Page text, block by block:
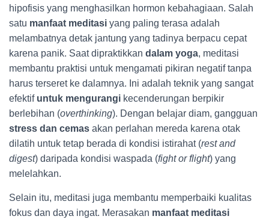
hipofisis yang menghasilkan hormon kebahagiaan. Salah
satu manfaat meditasi yang paling terasa adalah
melambatnya detak jantung yang tadinya berpacu cepat
karena panik. Saat dipraktikkan dalam yoga, meditasi
membantu praktisi untuk mengamati pikiran negatif tanpa
harus terseret ke dalamnya. Ini adalah teknik yang sangat
efektif untuk mengurangi kecenderungan berpikir
berlebihan (overthinking). Dengan belajar diam, gangguan
stress dan cemas akan perlahan mereda karena otak
dilatih untuk tetap berada di kondisi istirahat (rest and
digest) daripada kondisi waspada (fight or flight) yang
melelahkan.
Selain itu, meditasi juga membantu memperbaiki kualitas
fokus dan daya ingat. Merasakan manfaat meditasi